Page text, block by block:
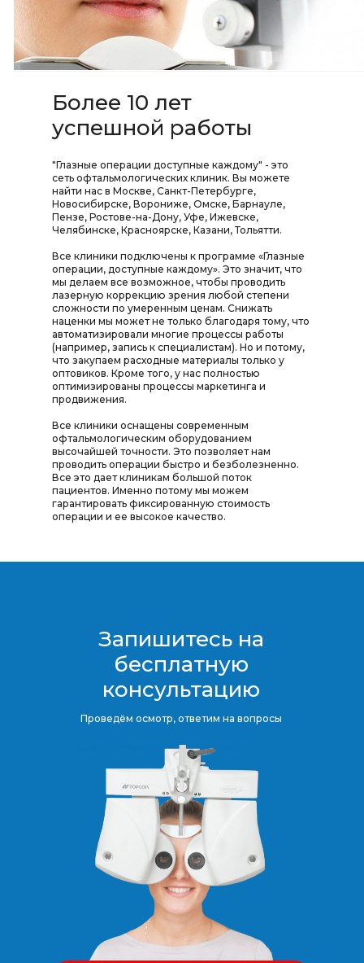
Более 10 лет
успешной работы
"Глазные операции доступные каждому" - это
сеть офтальмологических клиник. Вы можете
найти нас в Москве, Санкт-Петербурге,
Новосибирске, Ворониже, Омске, Барнауле,
Пензе, Ростове-на-Дону, Уфе, Ижевске,
Челябинске, Красноярске, Казани, Тольятти.
Все клиники подключены к программе «Глазные
операции, доступные каждому». Это значит, что
мы делаем все возможное, чтобы проводить
лазерную коррекцию зрения любой степени
сложности по умеренным ценам. Снижать
наценки мы может не только благодаря тому, что
автоматизировали многие процессы работы
(например, запись к специалистам). Но и потому,
что закупаем расходные материалы только у
оптовиков. Кроме того, у нас полностью
оптимизированы процессы маркетинга и
продвижения.
Все клиники оснащены современным
офтальмологическим оборудованием
высочайшей точности. Это позволяет нам
проводить операции быстро и безболезненно.
Все это дает клиникам большой поток
пациентов. Именно потому мы можем
гарантировать фиксированную стоимость
операции и ее высокое качество.
Запишитесь на
бесплатную
консультацию​​​​​​​
Проведём осмотр, ответим на вопросы